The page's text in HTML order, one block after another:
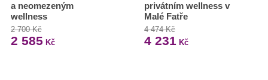
a neomezeným
wellness
2 700 Kč
2 585 Kč
privátním wellness v
Malé Fatře
4 474 Kč
4 231 Kč